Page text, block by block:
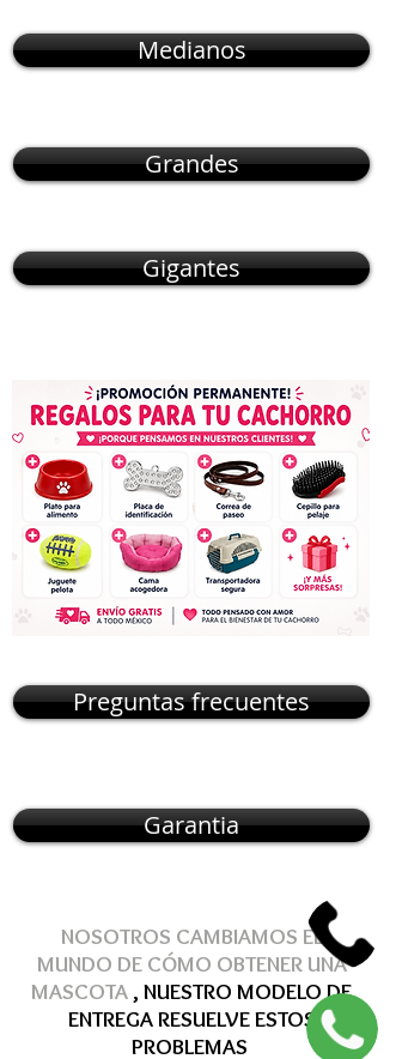
Medianos
Grandes
Gigantes
Preguntas frecuentes
Garantia
NOSOTROS CAMBIAMOS EL
MUNDO DE CÓMO OBTENERUNA
MASCOTA , NUESTRO MODELO DE
ENTREGARESUELVEESTOS
PROBLEMAS